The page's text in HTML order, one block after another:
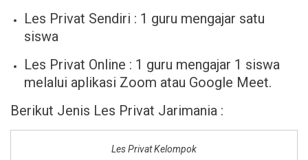
Les Privat Sendiri : 1 guru mengajar satu
siswa
Les Privat Online : 1 guru mengajar 1 siswa
melalui aplikasi Zoom atau Google Meet.
Berikut Jenis Les Privat Jarimania :
Les Privat Kelompok